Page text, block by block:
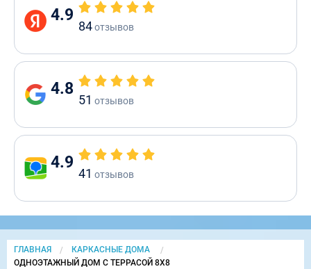
4.9
84отзывов
4.8
51 отзывов
4.9
41 отзывов
ГЛАВНАЯ
КАРКАСНЫЕ ДОМА
CURRENT:
ОДНОЭТАЖНЫЙ ДОМ С ТЕРРАСОЙ 8Х8